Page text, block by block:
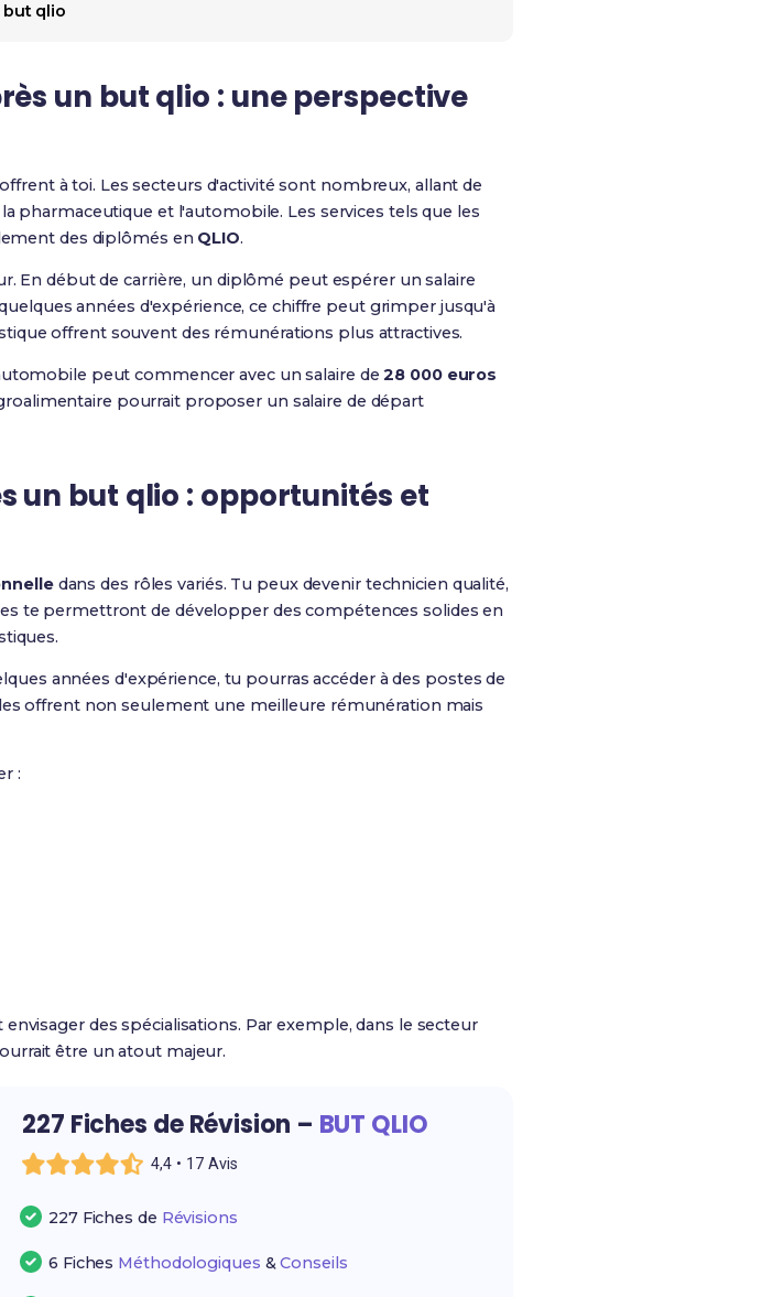
but qlio
un but qlio : une perspective
à toi. Les secteurs d'activité sont nombreux, allant de
pharmaceutique et l'automobile. Les services tels que les
des diplômés en QLIO.
En début de carrière, un diplômé peut espérer un salaire
années d'expérience, ce chiffre peut grimper jusqu'à
offrent souvent des rémunérations plus attractives.
peut commencer avec un salaire de28 000 euros
pourrait proposer un salaire de départ
un but qlio : opportunités et
dans des rôles variés. Tu peux devenir technicien qualité,
te permettront de développer des compétences solides en
années d'expérience, tu pourras accéder à des postes de
offrent non seulement une meilleure rémunération mais
:
des spécialisations. Par exemple, dans le secteur
être un atout majeur.
227 Fiches de Révision – BUT QLIO
4,4 • 17 Avis
227 Fiches de Révisions
6 Fiches Méthodologiques &Conseils